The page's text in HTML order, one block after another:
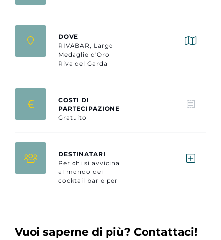
DOVE
RIVABAR, Largo
Medaglie d'Oro,
Riva del Garda
COSTI DI
PARTECIPAZIONE
Gratuito
DESTINATARI
Per chi si avvicina
al mondo dei
cocktail bar e per
Vuoi saperne di più? Contattaci!